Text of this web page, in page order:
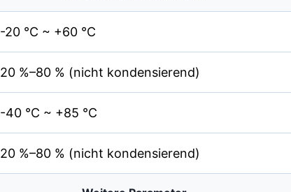
-20 °C ~ +60 °C
20 %–80 % (nicht kondensierend)
-40 °C ~ +85 °C
20 %–80 % (nicht kondensierend)